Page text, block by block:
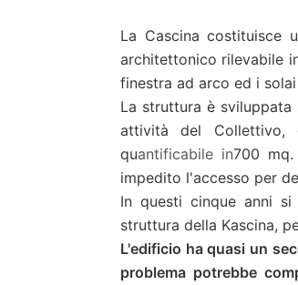
La Cascina costituisce
architettonico rilevabile
finestra ad arco ed i
La struttura è
attività del Collettivo,
quantificabile in700
impedito l'accesso per
In questi cinque anni
struttura della Kascina,
L'edificio ha quasi un
problema potrebbe